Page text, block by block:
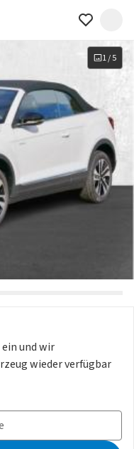
1/5
und wir
wieder verfügbar